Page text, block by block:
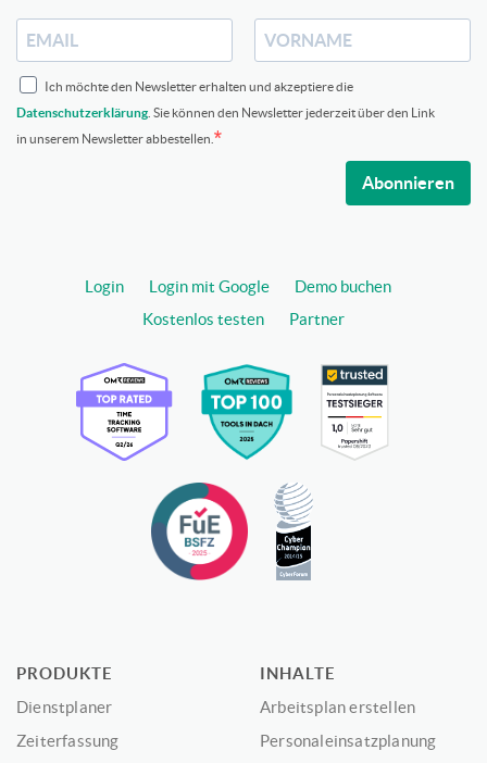
Ich möchte den Newsletter erhalten und akzeptiere die
Datenschutzerklärung . Sie können den Newsletter jederzeit über den Link
in unserem Newsletter abbestellen.
Abonnieren
Login Login mit Google
Demo buchen
Kostenlos testen
Partner
PRODUKTE
Dienstplaner
Zeiterfassung
INHALTE
Arbeitsplan erstellen
Personaleinsatzplanung